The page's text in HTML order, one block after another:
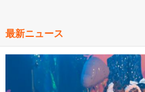
最新ニュース